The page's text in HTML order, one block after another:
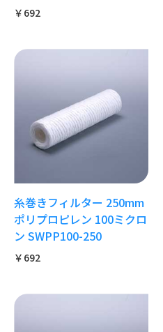
￥692
糸巻きフィルター 250mm
ポリプロピレン 100ミクロ
ン SWPP100-250
￥692